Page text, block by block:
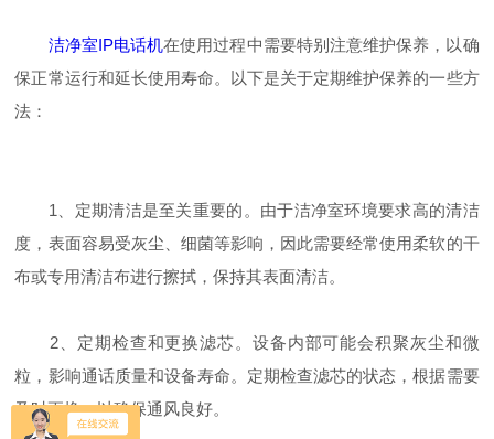
洁净室IP电话机在使用过程中需要特别注意维护保养，以确
保正常运行和延长使用寿命。以下是关于定期维护保养的一些方
法：
1、定期清洁是至关重要的。由于洁净室环境要求高的清洁
度，表面容易受灰尘、细菌等影响，因此需要经常使用柔软的干
布或专用清洁布进行擦拭，保持其表面清洁。
2、定期检查和更换滤芯。设备内部可能会积聚灰尘和微
粒，影响通话质量和设备寿命。定期检查滤芯的状态，根据需要
及时更换，以确保通风良好。